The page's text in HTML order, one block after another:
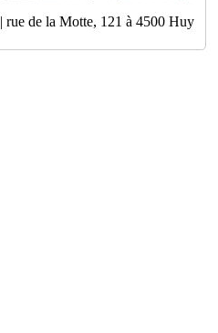
| rue de la Motte, 121 à 4500 Huy